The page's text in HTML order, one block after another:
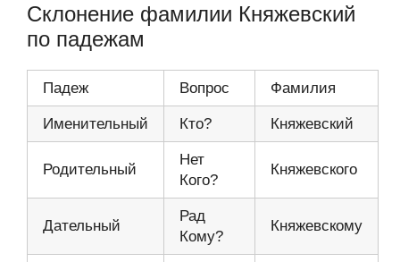
Склонение фамилии Княжевский
по падежам
Падеж Вопрос Фамилия
Именительный Кто? Княжевский
Родительный
Нет
Кого?
Княжевского
Дательный
Рад
Кому?
Княжевскому